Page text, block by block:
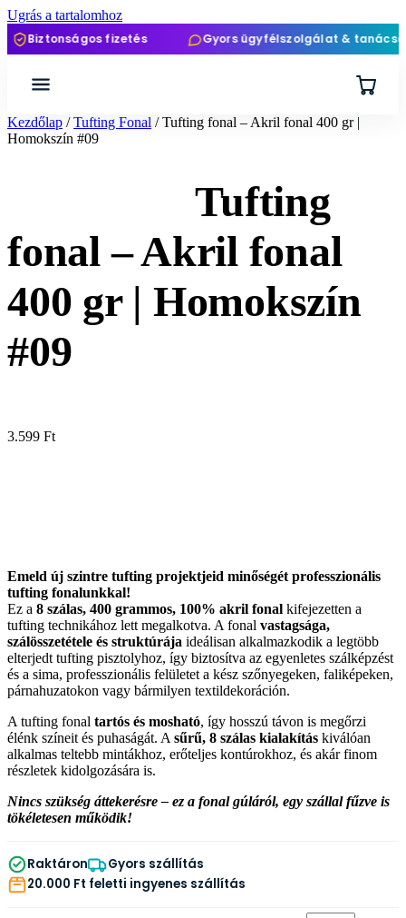
Ugrás a tartalomhoz
Biztonságos fizetés
Gyors ügyfélszolgálat &
Kezdőlap /Tufting Fonal / Tufting fonal – Akril fonal 400 gr |
Homokszín #09
Tufting
fonal – Akril fonal
400 gr | Homokszín
#09
3.599 Ft
Emeld új szintre tufting projektjeid minőségét professzionális
tufting fonalunkkal!
Ez a 8 szálas, 400 grammos, 100% akril fonal kifejezetten a
tufting technikához lett megalkotva. A fonal vastagsága,
szálösszetétele és struktúrája ideálisan alkalmazkodik a legtöbb
elterjedt tufting pisztolyhoz, így biztosítva az egyenletes szálképzést
és a sima, professzionális felületet a kész szőnyegeken, faliképeken,
párnahuzatokon vagy bármilyen textildekoráción.
A tufting fonal tartós és mosható, így hosszú távon is megőrzi
élénk színeit és puhaságát. A sűrű, 8 szálas kialakítás kiválóan
alkalmas teltebb mintákhoz, erőteljes kontúrokhoz, és akár finom
részletek kidolgozására is.
Nincs szükség áttekerésre – ez a fonal gúláról, egy szállal fűzve is
tökéletesen működik!
Raktáron
Gyors szállítás
20.000 Ft feletti ingyenes szállítás